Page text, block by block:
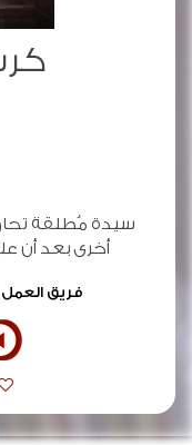
سيدة مُطلقة
أخرى بعد أن
فريق